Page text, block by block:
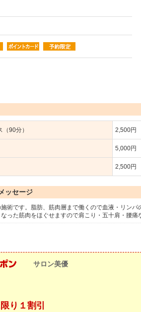
90分） 2,500円
5,000円
2,500円
ッセージ
術です。脂肪、筋肉層まで働くので血液・リン
った筋肉をほぐせますので肩こり・五十肩・腰痛
サロン美優
り１割引